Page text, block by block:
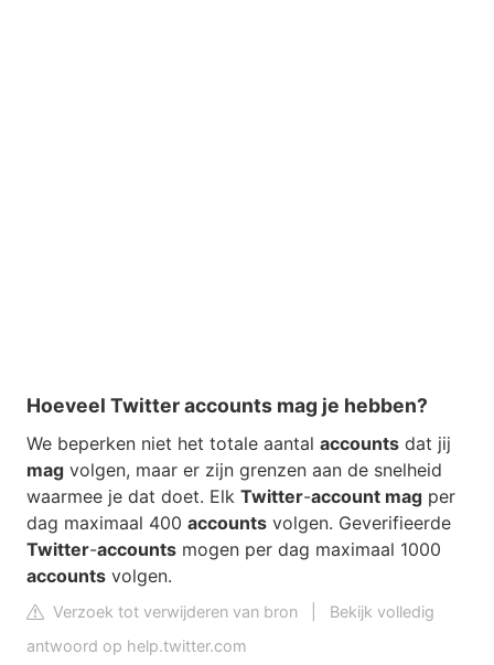
Hoeveel Twitter accounts mag je hebben?
We beperken niet het totale aantal accounts dat jij
mag volgen, maar er zijn grenzen aan de snelheid
waarmee je dat doet. Elk Twitter-account mag per
dag maximaal 400 accounts volgen. Geverifieerde
Twitter-accounts mogen per dag maximaal 1000
accounts volgen.
Verzoek tot verwijderen van bron
Bekijk volledig
antwoord op help.twitter.com